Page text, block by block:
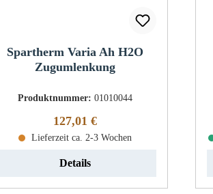
Spartherm Varia Ah H2O
Zugumlenkung
Produktnummer:01010044
Regulärer Preis:
127,01 €
Lieferzeit ca. 2-3 Wochen
Details